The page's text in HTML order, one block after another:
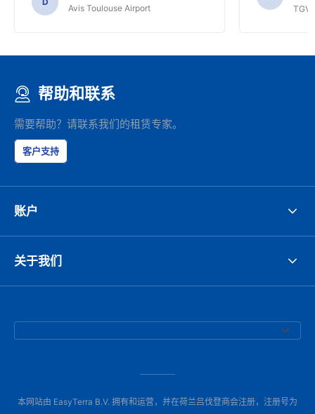
Avis Toulouse Airport
TGV
帮助和联系
需要帮助？请联系我们的租赁专家。
客户支持
账户
关于我们
本网站由 EasyTerra B.V. 拥有和运营，并在荷兰吕伐登商会注册，注册号为